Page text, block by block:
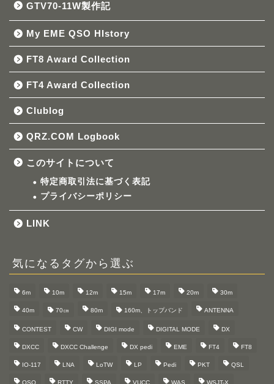
GTV70-11W製作記
My EME QSO HIstory
FT8 Award Collection
FT4 Award Collection
Clublog
QRZ.COM Logbook
このサイトについて
特定商取引法に基づく表記
プライバシーポリシー
LINK
気になるタグから選ぶ
6m 10m 12m 15m 17m 20m 30m
40m 70㎝ 80m 160m、トップバンド ANTENNA
CONTEST CW DIGI mode DIGITAL MODE DX
DXCC DXCC Challenge DX pedi EME FT4 FT8
IO-117 LNA LoTW LP Pedi PKT QSL